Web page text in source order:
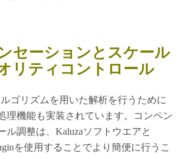
セーションとスケール
リティコントロール
ゴリズムを用いた解析を行うために
理機能も実装されています。コンペン
ル調整は、Kaluzaソフトウエアと
を使用することでより簡便に行うこ